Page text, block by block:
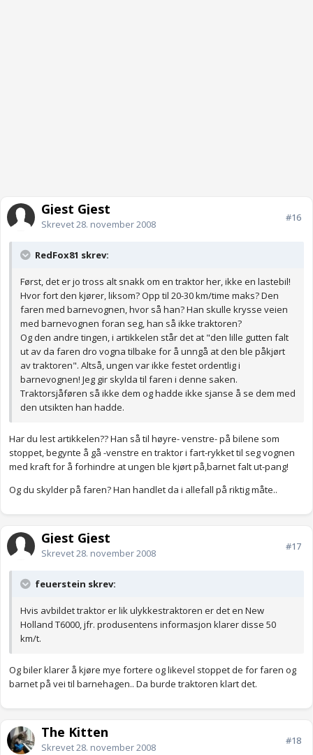
Gjest Gjest
Skrevet28. november 2008
#16
RedFox81 skrev:
Først, det er jo tross alt snakk om en traktor her, ikke en lastebil!
Hvor fort den kjører, liksom? Opp til 20-30 km/time maks? Den
faren med barnevognen, hvor så han? Han skulle krysse veien
med barnevognen foran seg, han så ikke traktoren?
Og den andre tingen, i artikkelen står det at "den lille gutten falt
ut av da faren dro vogna tilbake for å unngå at den ble påkjørt
av traktoren". Altså, ungen var ikke festet ordentlig i
barnevognen! Jeg gir skylda til faren i denne saken.
Traktorsjåføren så ikke dem og hadde ikke sjanse å se dem med
den utsikten han hadde.
Har du lest artikkelen?? Han så til høyre- venstre- på bilene som
stoppet, begynte å gå -venstre en traktor i fart-rykket til seg vognen
med kraft for å forhindre at ungen ble kjørt på,barnet falt ut-pang!
Og du skylder på faren? Han handlet da i allefall på riktig måte..
Gjest Gjest
Skrevet28. november 2008
#17
feuerstein skrev:
Hvis avbildet traktor er lik ulykkestraktoren er det en New
Holland T6000, jfr. produsentens informasjon klarer disse 50
km/t.
Og biler klarer å kjøre mye fortere og likevel stoppet de for faren og
barnet på vei til barnehagen.. Da burde traktoren klart det.
The Kitten
Skrevet28. november 2008
#18